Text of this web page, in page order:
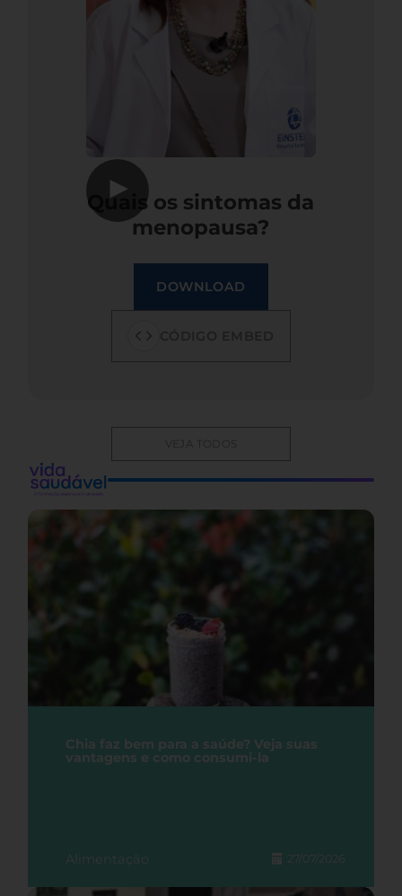
▶
Quais os sintomas da
menopausa?
DOWNLOAD
VEJA TODOS
Chia faz bem para a saúde? Veja suas
vantagens e como consumi-la
Alimentação 27/07/2026